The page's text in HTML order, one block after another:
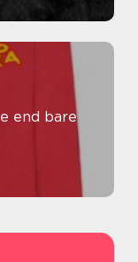
end bare